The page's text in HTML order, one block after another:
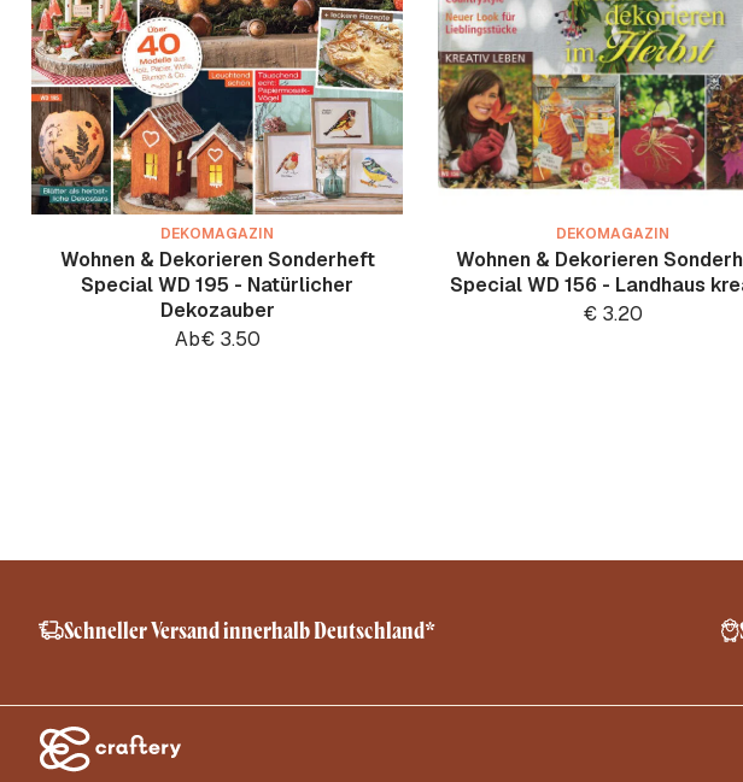
DEKOMAGAZIN
Wohnen & Dekorieren Sonderheft
Special WD 195 - Natürlicher
Dekozauber
Ab€3.50
DEKOMAGAZIN
Wohnen & Dekorieren
Special WD 156 - Landhaus
€ 3.20
Schneller Versand innerhalb Deutschland*